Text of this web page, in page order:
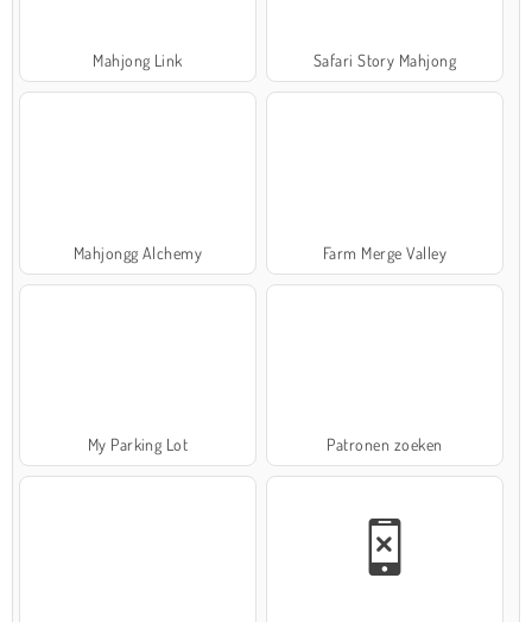
Mahjong Link Safari Story Mahjong
Mahjongg Alchemy Farm Merge Valley
My Parking Lot Patronen zoeken